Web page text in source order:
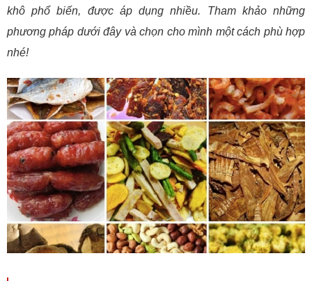
khô phổ biến, được áp dụng nhiều. Tham khảo những
phương pháp dưới đây và chọn cho mình một cách phù hợp
nhé!